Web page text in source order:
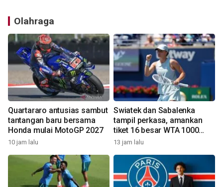
Olahraga
Quartararo antusias sambut
tantangan baru bersama
Honda mulai MotoGP 2027
10 jam lalu
Swiatek dan Sabalenka
tampil perkasa, amankan
tiket 16 besar WTA 1000
Toronto
13 jam lalu